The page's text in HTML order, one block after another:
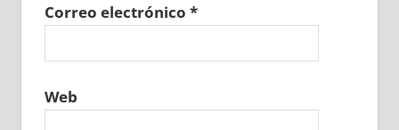
Correo electrónico *
Web